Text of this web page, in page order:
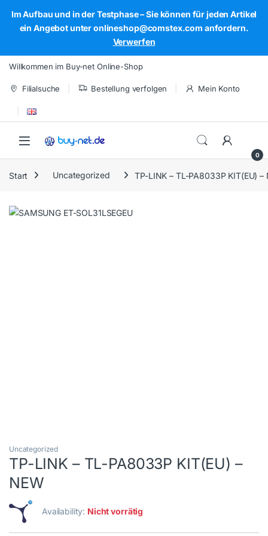
Im Aufbau und in der Testphase – Sie können für jeden Artikel
ein Angebot unter onlineshop@comstex.com anfordern.
Verwerfen
Skip to navigation
Skip to content
Willkommen im Buy-net Online-Shop
Filialsuche Bestellung verfolgen Mein Konto
Open
0
Start Uncategorized TP-LINK – TL-PA8033P KIT(EU) –
Uncategorized
TP-LINK – TL-PA8033P KIT(EU) –
NEW
Availability: Nicht vorrätig